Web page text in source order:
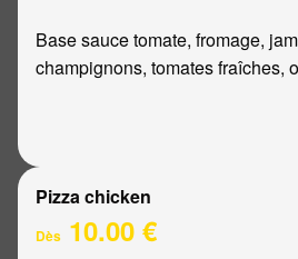
Base sauce tomate, fromage,
champignons, tomates fraîches,
Pizza chicken
Dès 10.00 €